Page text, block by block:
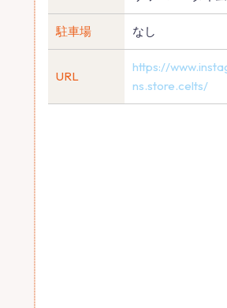
駐車場 なし
URL
https://
ns.store.celts/